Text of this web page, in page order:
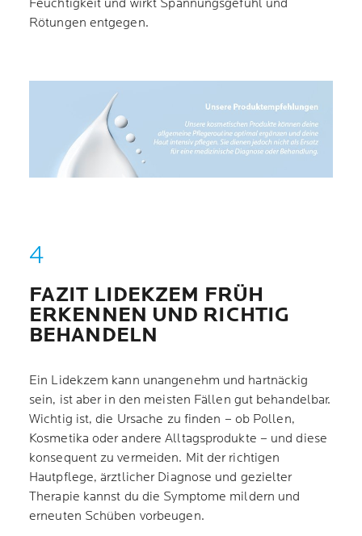
Feuchtigkeit und wirkt Spannungsgefühl und
Rötungen entgegen.
FAZIT LIDEKZEM FRÜH
ERKENNEN UND RICHTIG
BEHANDELN
Ein Lidekzem kann unangenehm und hartnäckig
sein, ist aber in den meisten Fällen gut behandelbar.
Wichtig ist, die Ursache zu finden – ob Pollen,
Kosmetika oder andere Alltagsprodukte – und diese
konsequent zu vermeiden. Mit der richtigen
Hautpflege, ärztlicher Diagnose und gezielter
Therapie kannst du die Symptome mildern und
erneuten Schüben vorbeugen.